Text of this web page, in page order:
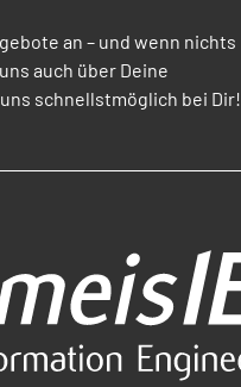
an – und wenn nichts
auch über Deine
schnellstmöglich bei Dir!